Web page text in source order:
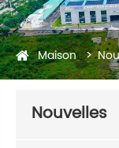
Maison
Nouvelles